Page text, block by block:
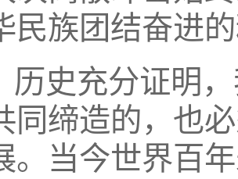
民族团结奋进
历史充分证明
同缔造的，也
。当今世界百